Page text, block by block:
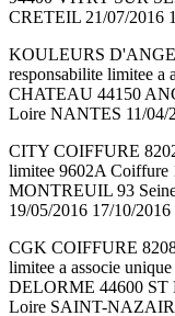
CRETEIL 21/07/2016
KOULEURS
responsabilite limitee
CHATEAU 44150
Loire NANTES 11/04/
CITY COIFFURE
limitee 9602A
MONTREUIL 93
19/05/2016 17/10/2016
CGK COIFFURE
limitee a associe
DELORME 44600 ST
Loire SAINT-